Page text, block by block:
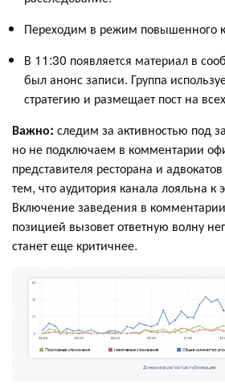
Переходим в режим повышенного
В 11:30 появляется материал в
был анонс записи. Группа
стратегию и размещает пост на
Важно: следим за активностью под
но не подключаем в комментарии
представителя ресторана и
тем, что аудитория канала лояльна к
Включение заведения в
позицией вызовет ответную волну
станет еще критичнее.